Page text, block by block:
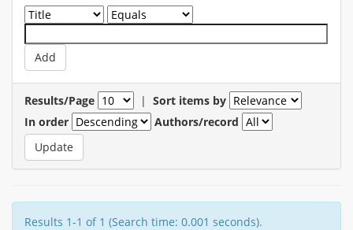
Results/Page | Sort items by
In order
Authors/record
Results 1-1 of 1 (Search time: 0.001 seconds).